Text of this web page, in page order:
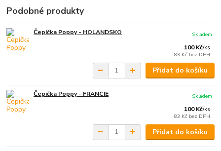
Podobné produkty
Čepička Poppy - HOLANDSKO
100 Kč/ks
83 Kč bez DPH
Skladem
Přidat do košíku
Čepička Poppy - FRANCIE
100 Kč/ks
83 Kč bez DPH
Skladem
Přidat do košíku